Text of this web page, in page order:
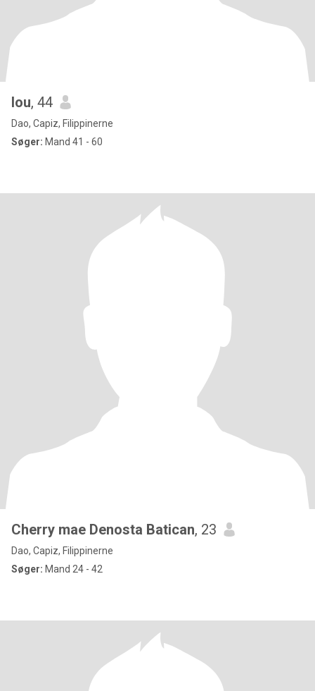
lou, 44
Dao, Capiz, Filippinerne
Søger: Mand 41 - 60
Cherry mae Denosta Batican, 23
Dao, Capiz, Filippinerne
Søger: Mand 24 - 42